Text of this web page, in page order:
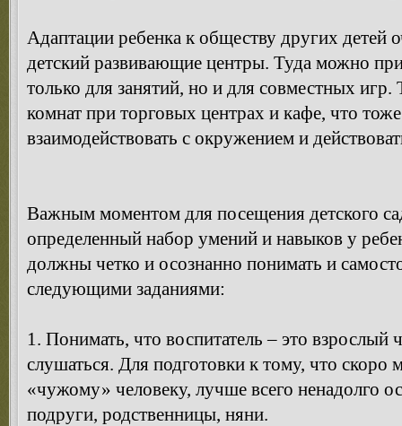
Адаптации ребенка к обществу других детей
детский развивающие центры. Туда можно
только для занятий, но и для совместных
комнат при торговых центрах и кафе, что
взаимодействовать с окружением и
Важным моментом для посещения детского
определенный набор умений и навыков у
должны четко и осознанно понимать и
следующими заданиями:
1. Понимать, что воспитатель – это взрослый
слушаться. Для подготовки к тому, что скоро
«чужому» человеку, лучше всего ненадолго
подруги, родственницы, няни.